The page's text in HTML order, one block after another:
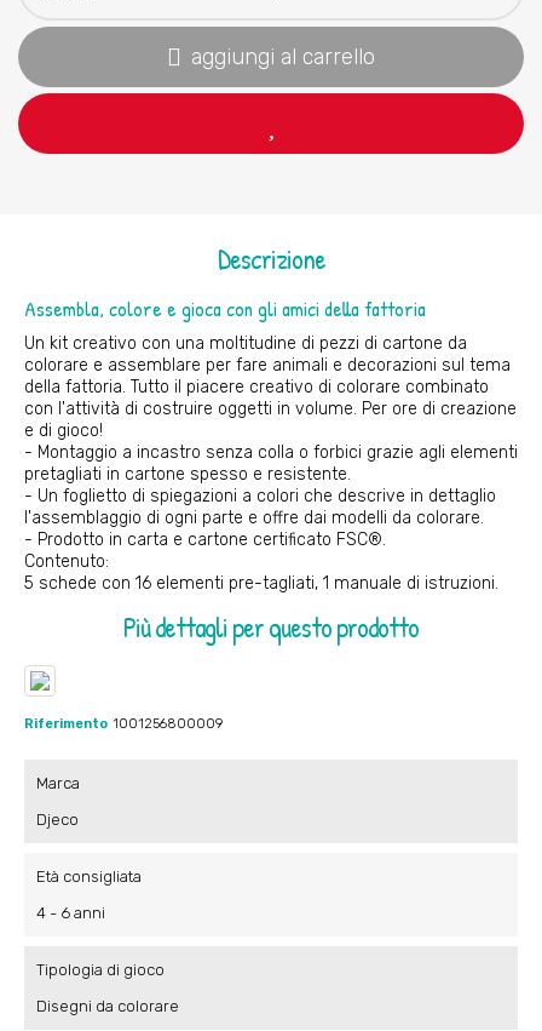
aggiungi al carrello
Descrizione
Assembla, colore e gioca con gli amici della fattoria
Un kit creativo con una moltitudine di pezzi di cartone da
colorare e assemblare per fare animali e decorazioni sul tema
della fattoria. Tutto il piacere creativo di colorare combinato
con l'attività di costruire oggetti in volume. Per ore di creazione
e di gioco!
- Montaggio a incastro senza colla o forbici grazie agli elementi
pretagliati in cartone spesso e resistente.
- Un foglietto di spiegazioni a colori che descrive in dettaglio
l'assemblaggio di ogni parte e offre dai modelli da colorare.
- Prodotto in carta e cartone certificato FSC®.
Contenuto:
5 schede con 16 elementi pre-tagliati, 1 manuale di istruzioni.
Più dettagli per questo prodotto
Riferimento 1001256800009
Marca
Djeco
Età consigliata
4 - 6 anni
Tipologia di gioco
Disegni da colorare